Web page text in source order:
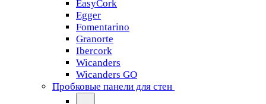
EasyCork
Egger
Fomentarino
Granorte
Ibercork
Wicanders
Wicanders GO
Пробковые панели для стен